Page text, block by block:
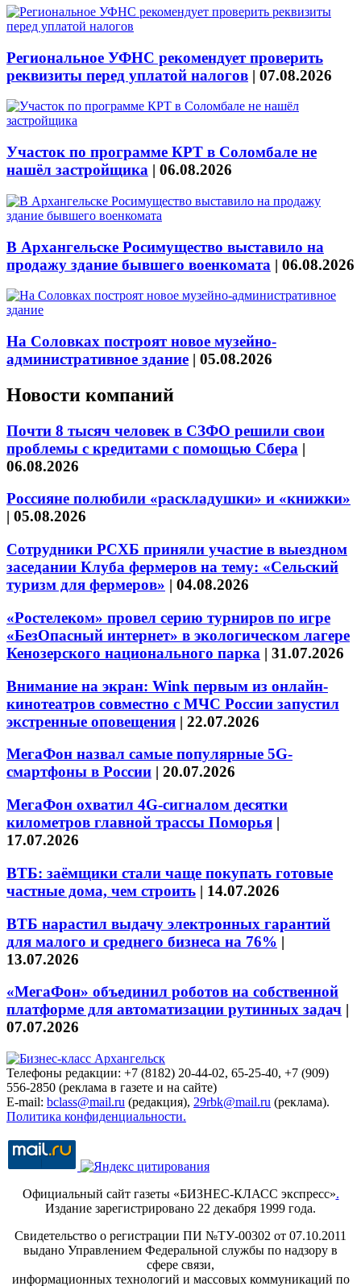
Региональное УФНС рекомендует проверить
реквизиты перед уплатой налогов | 07.08.2026
Участок по программе КРТ в Соломбале не
нашёл застройщика | 06.08.2026
В Архангельске Росимущество выставило на
продажу здание бывшего военкомата | 06.08.2026
На Соловках построят новое музейно-
административное здание | 05.08.2026
Новости компаний
Почти 8 тысяч человек в СЗФО решили свои
проблемы с кредитами с помощью Сбера |
06.08.2026
Россияне полюбили «раскладушки» и «книжки»
| 05.08.2026
Сотрудники РСХБ приняли участие в выездном
заседании Клуба фермеров на тему: «Сельский
туризм для фермеров» | 04.08.2026
«Ростелеком» провел серию турниров по игре
«БезОпасный интернет» в экологическом лагере
Кенозерского национального парка | 31.07.2026
Внимание на экран: Wink первым из онлайн-
кинотеатров совместно с МЧС России запустил
экстренные оповещения | 22.07.2026
МегаФон назвал самые популярные 5G-
смартфоны в России | 20.07.2026
МегаФон охватил 4G-сигналом десятки
километров главной трассы Поморья |
17.07.2026
ВТБ: заёмщики стали чаще покупать готовые
частные дома, чем строить | 14.07.2026
ВТБ нарастил выдачу электронных гарантий
для малого и среднего бизнеса на 76% |
13.07.2026
«МегаФон» объединил роботов на собственной
платформе для автоматизации рутинных задач |
07.07.2026
Телефоны редакции: +7 (8182) 20-44-02, 65-25-40, +7 (909)
556-2850 (реклама в газете и на сайте)
E-mail: bclass@mail.ru (редакция), 29rbk@mail.ru (реклама).
Политика конфиденциальности.
Официальный сайт газеты «БИЗНЕС-КЛАСС экспресс».
Издание зарегистрировано 22 декабря 1999 года.
Свидетельство о регистрации ПИ №ТУ-00302 от 07.10.2011
выдано Управлением Федеральной службы по надзору в
сфере связи,
информационных технологий и массовых коммуникаций по